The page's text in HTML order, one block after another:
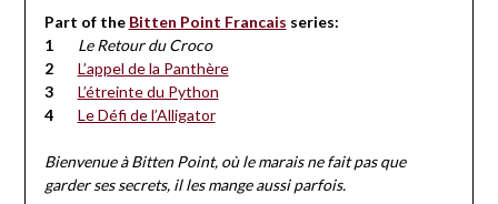
Part of the Bitten Point Francais series:
Le Retour du Croco
L’appel de la Panthère
L’étreinte du Python
Le Défi de l’Alligator
Bienvenue à Bitten Point, où le marais ne fait pas que
garder ses secrets, il les mange aussi parfois.